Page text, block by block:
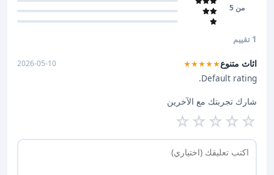
من 5
1 تقييم
اثاث متنوع★★★★★
2026-05-10
Default rating.
شارك تجربتك مع الآخرين
☆
☆
☆
☆
☆